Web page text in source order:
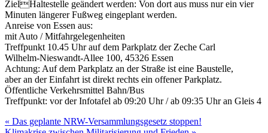
ZielHaltestelle geändert werden: Von dort aus muss nur ein vier
Minuten längerer Fußweg eingeplant werden.
Anreise von Essen aus:
mit Auto / Mitfahrgelegenheiten
Treffpunkt 10.45 Uhr auf dem Parkplatz der Zeche Carl
Wilhelm-Nieswandt-Allee 100, 45326 Essen
Achtung: Auf dem Parkplatz an der Straße ist eine Baustelle,
aber an der Einfahrt ist direkt rechts ein offener Parkplatz.
Öffentliche Verkehrsmittel Bahn/Bus
Treffpunkt: vor der Infotafel ab 09:20 Uhr / ab 09:35 Uhr an Gleis 4
Beitragsnavigation
« Das geplante NRW-Versammlungsgesetz stoppen!